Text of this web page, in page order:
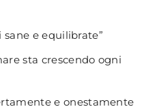
e equilibrate”
sta crescendo ogni
e onestamente